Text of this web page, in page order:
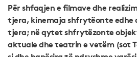
Për shfaqjen e filmave dhe
tjera, kinemaja shfrytëonte edhe
tjera; në qytet shfrytëzonte
aktuale dhe teatrin e vetëm (sot